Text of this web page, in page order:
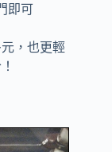
即可
，也更輕